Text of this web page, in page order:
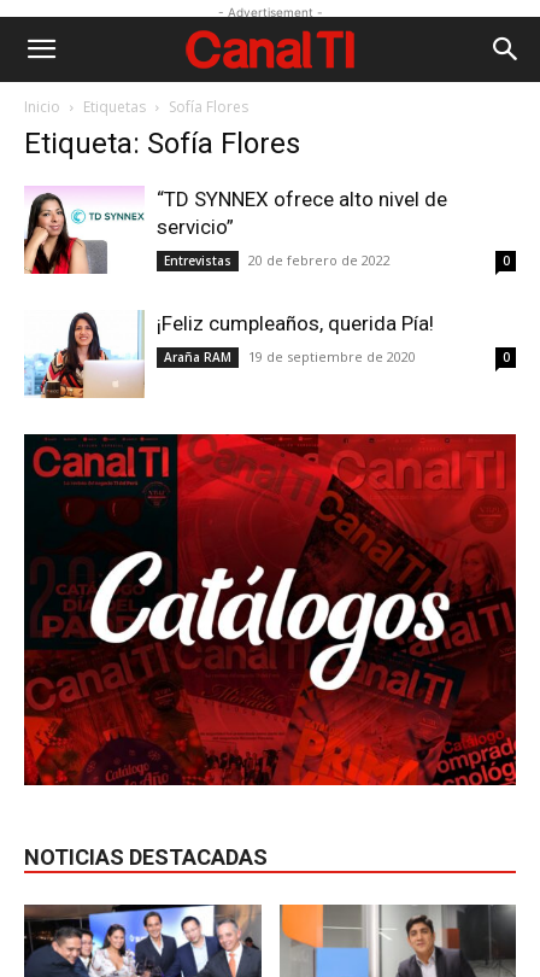
- Advertisement -
Inicio Etiquetas Sofía Flores
Etiqueta: Sofía Flores
“TD SYNNEX ofrece alto nivel de
servicio”
Entrevistas 20 de febrero de 2022 0
¡Feliz cumpleaños, querida Pía!
Araña RAM 19 de septiembre de 2020 0
NOTICIAS DESTACADAS